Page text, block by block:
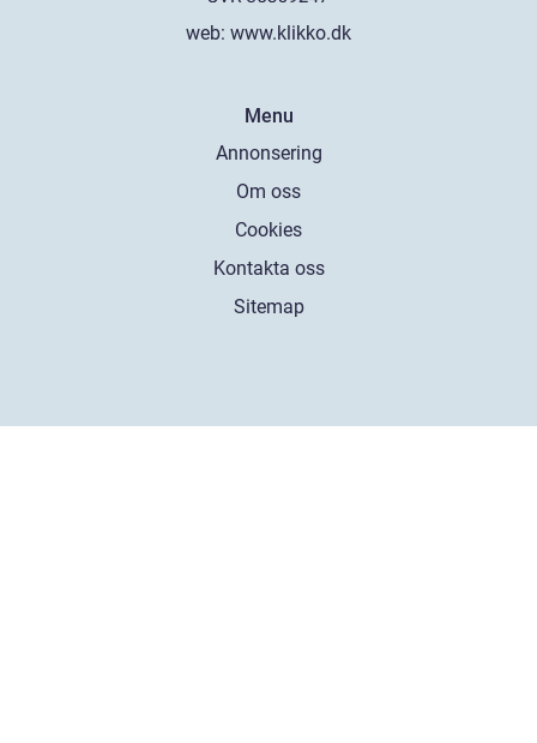
web: www.klikko.dk
Menu
Annonsering
Om oss
Cookies
Kontakta oss
Sitemap